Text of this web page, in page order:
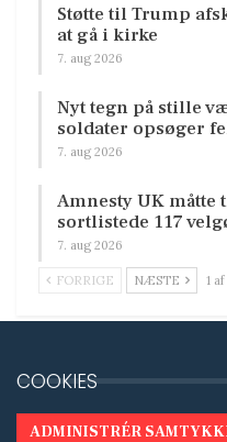
Støtte til Trump
at gå i kirke
7. aug 2026
Nyt tegn på stille
soldater opsøger
7. aug 2026
Amnesty UK
sortlistede 117
7. aug 2026
FORRIGE NÆSTE 1
COOKIES
ADMINISTRÉR